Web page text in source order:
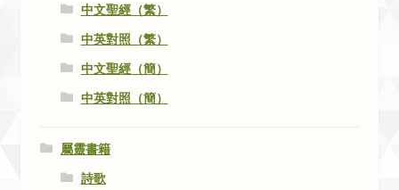
中文聖經（繁）
中英對照（繁）
中文聖經（簡）
中英對照（簡）
屬靈書籍
詩歌